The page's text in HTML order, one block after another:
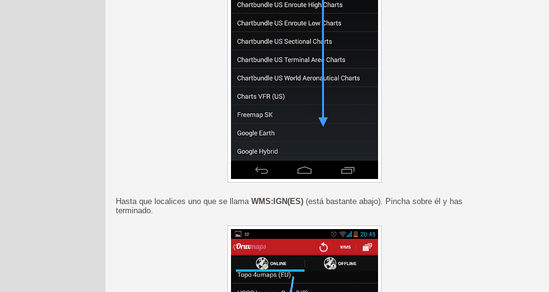
Hasta que localices uno que se llama WMS:IGN(ES) (está bastante abajo). Pincha sobre él y has
terminado.